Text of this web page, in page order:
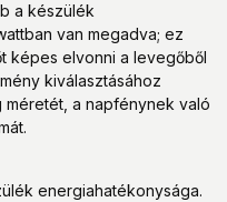
a készülék
van megadva; ez
képes elvonni a levegőből
kiválasztásához
a napfénynek való
energiahatékonysága.